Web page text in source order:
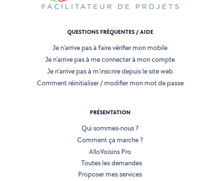
QUESTIONS FRÉQUENTES / AIDE
Je n'arrive pas à faire vérifier mon mobile
Je n'arrive pas à me connecter à mon compte
Je n'arrive pas à m'inscrire depuis le site web
Comment réinitialiser / modifier mon mot de passe
PRÉSENTATION
Qui sommes-nous ?
Comment ça marche ?
AlloVoisins Pro
Toutes les demandes
Proposer mes services